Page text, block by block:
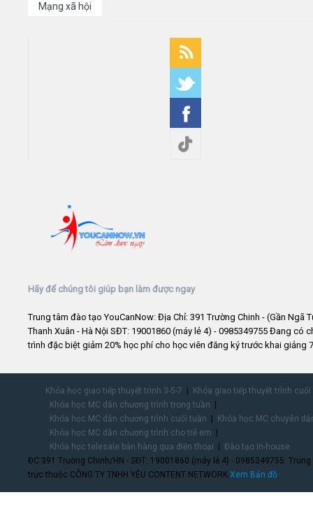
Mạng xã hội
Hãy để chúng tôi giúp bạn làm được ngay
Trung tâm đào tạo YouCanNow: Địa Chỉ: 391 Trường Chinh - (Gần Ngã
Thanh Xuân - Hà Nội SĐT: 19001860 (máy lẻ 4) - 0985349755 Đang có
trình đặc biệt giảm 20% học phí cho học viên đăng ký trước khai giảng
Khóa học giao tiếp thuyết trình 3-5-7
Khóa giao tiếp thuyết trình
Khóa học MC dẫn chương trình trong tuần
Khóa học MC dẫn chương trình cuối tuần
Khóa học MC chuyên
Khóa học MC dẫn chương trình cho trẻ em
Khóa học telesale bán hàng qua điện thoại
Đào tạo In-house
ĐC:391 Trường Chinh/HN - SĐT: 19001860 (máy lẻ 4) - 0985349755.
trực thuộc CÔNG TY TNHH YÊU CONTENT NETWORK.Xem Bản đồ